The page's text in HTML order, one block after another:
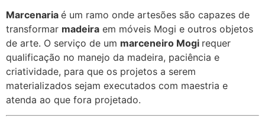
Marcenaria é um ramo onde artesões são capazes de
transformar madeira em móveis Mogi e outros objetos
de arte. O serviço de um marceneiro Mogi requer
qualificação no manejo da madeira, paciência e
criatividade, para que os projetos a serem
materializados sejam executados com maestria e
atenda ao que fora projetado.